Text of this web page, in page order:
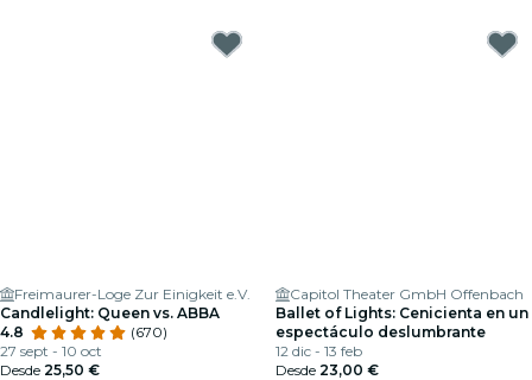
Freimaurer-Loge Zur Einigkeit e.V.
Candlelight: Queen vs. ABBA
4.8
(670)
27 sept - 10 oct
Desde 25,50 €
Capitol Theater GmbH Offenbach
Ballet of Lights: Cenicienta en un
espectáculo deslumbrante
12 dic - 13 feb
Desde 23,00 €